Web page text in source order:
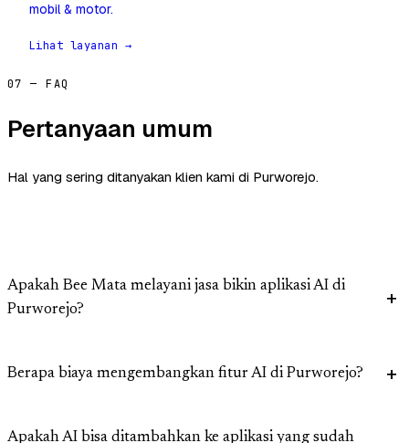
mobil & motor.
Lihat layanan →
07 — FAQ
Pertanyaan umum
Hal yang sering ditanyakan klien kami di Purworejo.
Apakah Bee Mata melayani jasa bikin aplikasi AI di
Purworejo?
Berapa biaya mengembangkan fitur AI di Purworejo?
Apakah AI bisa ditambahkan ke aplikasi yang sudah